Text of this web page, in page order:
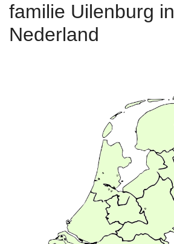
familie Uilenburg in
Nederland